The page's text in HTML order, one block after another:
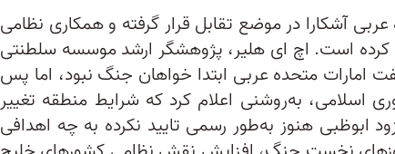
عربی آشکارا در موضع تقابل قرار گرفته و همکاری نظامی
کرده است. اچ ای هلیر، پژوهشگر ارشد موسسه سلطنتی
امارات متحده عربی ابتدا خواهان جنگ نبود، اما پس
اسلامی، به‌روشنی اعلام کرد که شرایط منطقه تغییر
ابوظبی هنوز به‌طور رسمی تایید نکرده به چه اهدافی